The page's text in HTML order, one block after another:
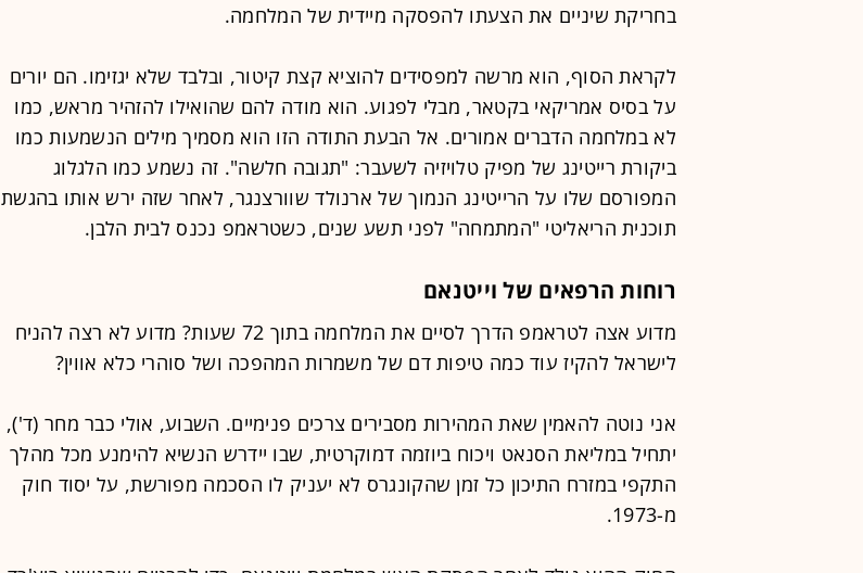
בחריקת שיניים את הצעתו להפסקה מיידית של המלחמה.
לקראת הסוף, הוא מרשה למפסידים להוציא קצת קיטור, ובלבד שלא יגזימו. הם יורים
על בסיס אמריקאי בקטאר, מבלי לפגוע. הוא מודה להם שהואילו להזהיר מראש, כמו
לא במלחמה הדברים אמורים. אל הבעת התודה הזו הוא מסמיך מילים הנשמעות כמו
ביקורת רייטינג של מפיק טלויזיה לשעבר: "תגובה חלשה". זה נשמע כמו הלגלוג
המפורסם שלו על הרייטינג הנמוך של ארנולד שוורצנגר, לאחר שזה ירש אותו בהגשת
תוכנית הריאליטי "המתמחה" לפני תשע שנים, כשטראמפ נכנס לבית הלבן.
רוחות הרפאים של וייטנאם
מדוע אצה לטראמפ הדרך לסיים את המלחמה בתוך 72 שעות? מדוע לא רצה להניח
לישראל להקיז עוד כמה טיפות דם של משמרות המהפכה ושל סוהרי כלא אווין?
אני נוטה להאמין שאת המהירות מסבירים צרכים פנימיים. השבוע, אולי כבר מחר (ד'),
יתחיל במליאת הסנאט ויכוח ביוזמה דמוקרטית, שבו יידרש הנשיא להימנע מכל מהלך
התקפי במזרח התיכון כל זמן שהקונגרס לא יעניק לו הסכמה מפורשת, על יסוד חוק
מ-1973.